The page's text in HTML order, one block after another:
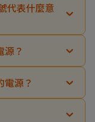
代表什麼意
？
源？